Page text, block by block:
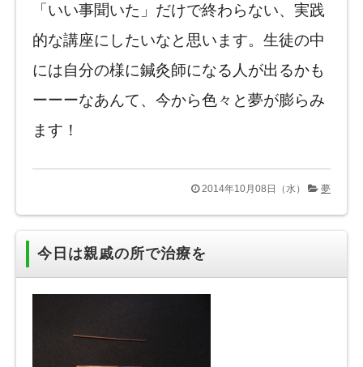
「いい事聞いた」だけで終わらない、実践
的な講座にしたいなと思います。生徒の中
には自分の様に鍼灸師になる人が出るかも
ーーーなあんて、今から色々と夢が膨らみ
ます！
2014年10月08日（水） 夢
今日は親戚の所で治療を